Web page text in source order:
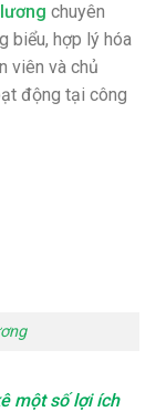
chuyên
biểu, hợp lý hóa
viên và chủ
động tại công
một số lợi ích